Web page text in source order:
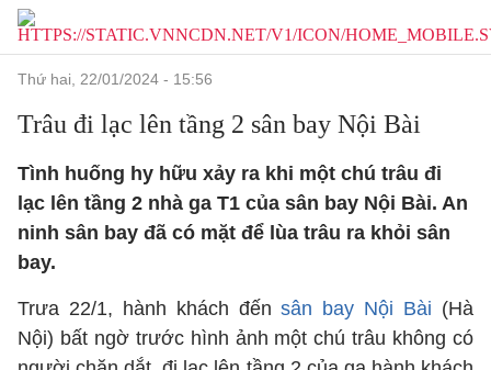
thứ hai, 22/01/2024 - 15:56
Trâu đi lạc lên tầng 2 sân bay Nội Bài
Tình huống hy hữu xảy ra khi một chú trâu đi
lạc lên tầng 2 nhà ga T1 của sân bay Nội Bài. An
ninh sân bay đã có mặt để lùa trâu ra khỏi sân
bay.
Trưa 22/1, hành khách đếnsân bay Nội Bài (Hà
Nội) bất ngờ trước hình ảnh một chú trâu không có